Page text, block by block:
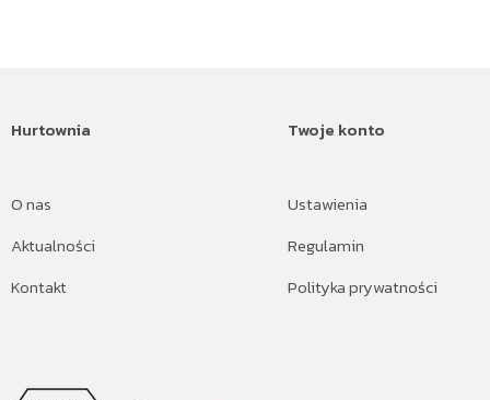
Hurtownia
O nas
Aktualności
Kontakt
Twoje konto
Ustawienia
Regulamin
Polityka prywatności